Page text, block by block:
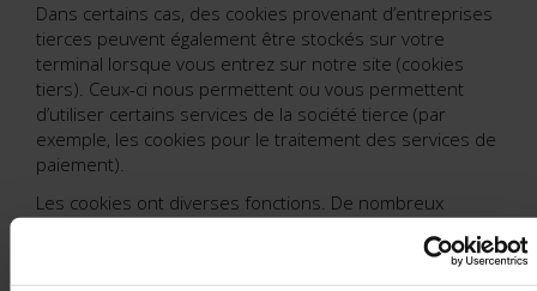
Dans certains cas, des cookies provenant d’entreprises
tierces peuvent également être stockés sur votre
terminal lorsque vous entrez sur notre site (cookies
tiers). Ceux-ci nous permettent ou vous permettent
d’utiliser certains services de la société tierce (par
exemple, les cookies pour le traitement des services de
paiement).
Les cookies ont diverses fonctions. De nombreux
fonctions du site internet ne fonctionneraient pas sans